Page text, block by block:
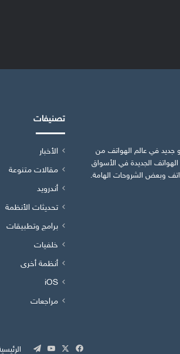
جديد في عالم الهواتف من
الجديدة في الأسواق
وبعض الشروحات الهامة.
تصنيفات
الأخبار
مقالات متنوعة
أندرويد
تحديثات الأنظمة
برامج وتطبيقات
خلفيات
أنظمة أخرى
iOS
مراجعات
فيسبوك ‫YouTube
تيلقرام